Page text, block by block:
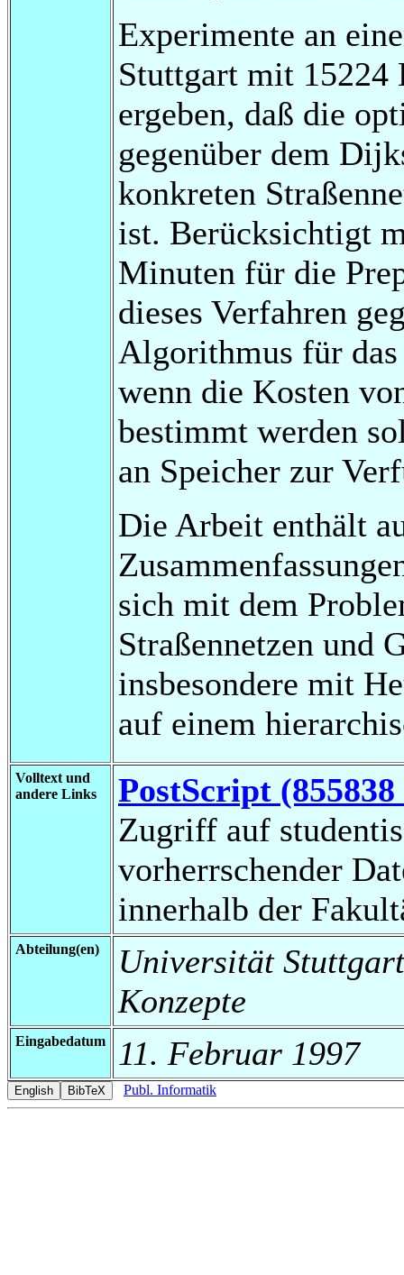
Experimente an
Stuttgart mit 15224
ergeben, daß die
gegenüber dem
konkreten
ist. Berücksichtigt
Minuten für die
dieses Verfahren
Algorithmus für das
wenn die Kosten
bestimmt werden
an Speicher zur
Die Arbeit enthält
sich mit dem
Straßennetzen und
insbesondere mit
auf einem
Volltext und
andere Links
PostScript (855838
Zugriff auf
vorherrschender
innerhalb der
Abteilung(en)
Universität
Konzepte
Eingabedatum 11. Februar 1997
Publ. Informatik